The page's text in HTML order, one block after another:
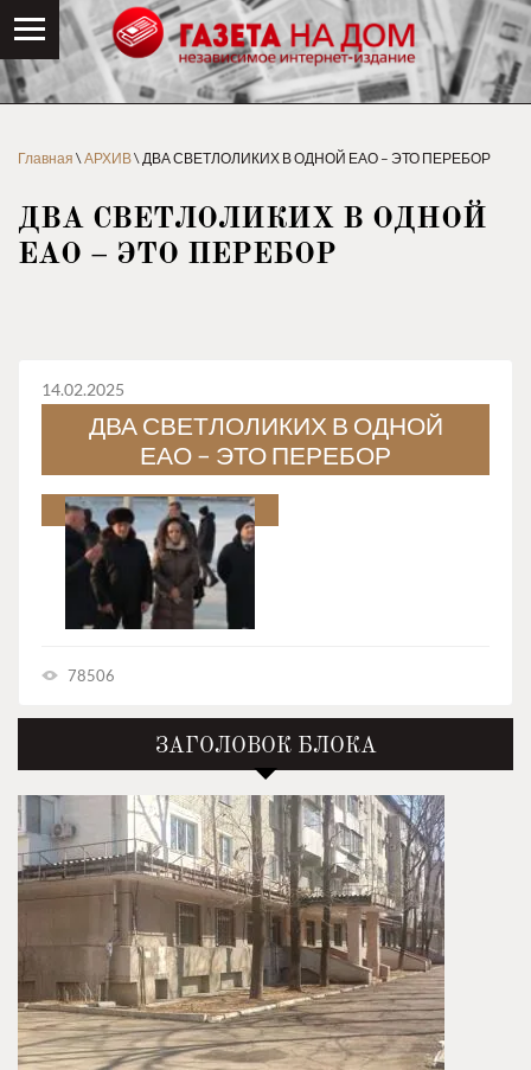
Главная \АРХИВ\ ДВА СВЕТЛОЛИКИХ В ОДНОЙ ЕАО – ЭТО ПЕРЕБОР
ДВА СВЕТЛОЛИКИХ В ОДНОЙ
ЕАО – ЭТО ПЕРЕБОР
14.02.2025
ДВА СВЕТЛОЛИКИХ В ОДНОЙ
ЕАО – ЭТО ПЕРЕБОР
78506
ЗАГОЛОВОК БЛОКА